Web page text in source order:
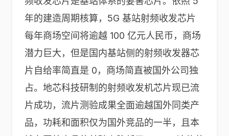
年的建造周期核算，5G 基站射频收发芯片
每年商场空间将逾越 100 亿元人民币，商场
潜力巨大，但是国内基站侧的射频收发器芯
片自给率简直是 0，商场简直被国外公司独
占。地芯科技研制的射频收发机芯片现已流
片成功，流片测验成果全面逾越国外同类产
品，功耗和面积仅为国外竞品的一半，且本